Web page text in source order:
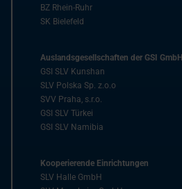
BZ Rhein-Ruhr
SK Bielefeld
Auslandsgesellschaften der GSI GmbH
GSI SLV Kunshan
SLV Polska Sp. z.o.o
SVV Praha, s.r.o.
GSI SLV Türkei
GSI SLV Namibia
Kooperierende Einrichtungen
SLV Halle GmbH